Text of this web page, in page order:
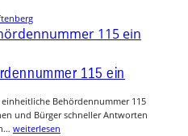
115 ein
Behördennummer 115
und Bürger schneller Antworten
weiterlesen